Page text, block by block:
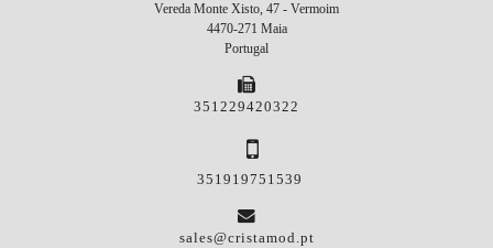
Vereda Monte Xisto, 47 - Vermoim
4470-271 Maia
Portugal
351229420322
351919751539
sales@cristamod.pt